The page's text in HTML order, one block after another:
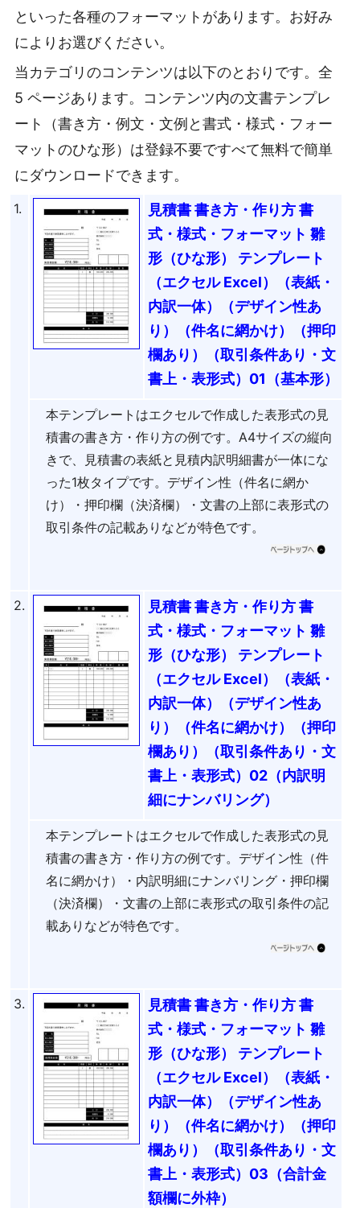
といった各種のフォーマットがあります。お好み
によりお選びください。
当カテゴリのコンテンツは以下のとおりです。全
5 ページあります。コンテンツ内の文書テンプレ
ート（書き方・例文・文例と書式・様式・フォー
マットのひな形）は登録不要ですべて無料で簡単
にダウンロードできます。
1.
見積書 書き方・作り方 書
式・様式・フォーマット 雛
形（ひな形） テンプレート
（エクセル Excel）（表紙・
内訳一体）（デザイン性あ
り）（件名に網かけ）（押印
欄あり）（取引条件あり・文
書上・表形式）01（基本形）
本テンプレートはエクセルで作成した表形式の見
積書の書き方・作り方の例です。A4サイズの縦向
きで、見積書の表紙と見積内訳明細書が一体にな
った1枚タイプです。デザイン性（件名に網か
け）・押印欄（決済欄）・文書の上部に表形式の
取引条件の記載ありなどが特色です。
2.
見積書 書き方・作り方 書
式・様式・フォーマット 雛
形（ひな形） テンプレート
（エクセル Excel）（表紙・
内訳一体）（デザイン性あ
り）（件名に網かけ）（押印
欄あり）（取引条件あり・文
書上・表形式）02（内訳明
細にナンバリング）
本テンプレートはエクセルで作成した表形式の見
積書の書き方・作り方の例です。デザイン性（件
名に網かけ）・内訳明細にナンバリング・押印欄
（決済欄）・文書の上部に表形式の取引条件の記
載ありなどが特色です。
3.
見積書 書き方・作り方 書
式・様式・フォーマット 雛
形（ひな形） テンプレート
（エクセル Excel）（表紙・
内訳一体）（デザイン性あ
り）（件名に網かけ）（押印
欄あり）（取引条件あり・文
書上・表形式）03（合計金
額欄に外枠）